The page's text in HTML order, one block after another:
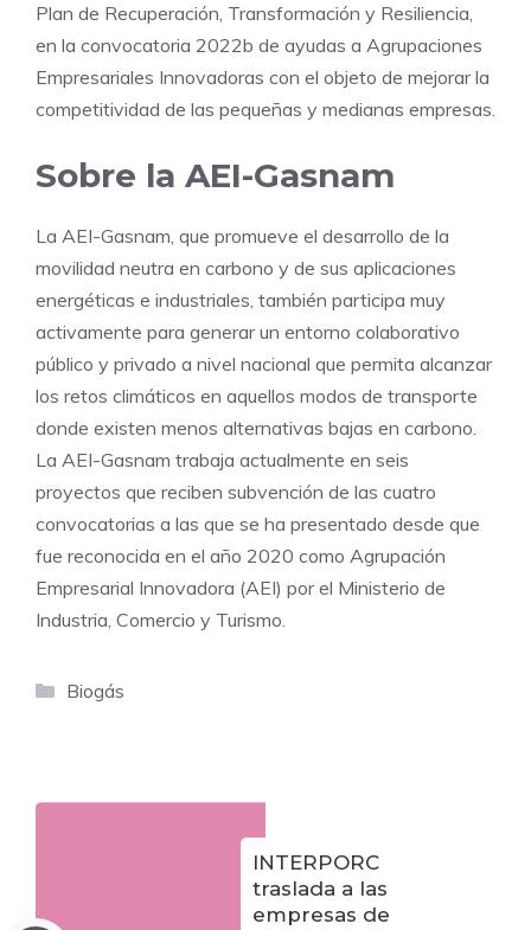
Plan de Recuperación, Transformación y Resiliencia,
en la convocatoria 2022b de ayudas a Agrupaciones
Empresariales Innovadoras con el objeto de mejorar la
competitividad de las pequeñas y medianas empresas.
Sobre la AEI-Gasnam
La AEI-Gasnam, que promueve el desarrollo de la
movilidad neutra en carbono y de sus aplicaciones
energéticas e industriales, también participa muy
activamente para generar un entorno colaborativo
público y privado a nivel nacional que permita alcanzar
los retos climáticos en aquellos modos de transporte
donde existen menos alternativas bajas en carbono.
La AEI-Gasnam trabaja actualmente en seis
proyectos que reciben subvención de las cuatro
convocatorias a las que se ha presentado desde que
fue reconocida en el año 2020 como Agrupación
Empresarial Innovadora (AEI) por el Ministerio de
Industria, Comercio y Turismo.
Categorías
Biogás
INTERPORC
traslada a las
empresas de